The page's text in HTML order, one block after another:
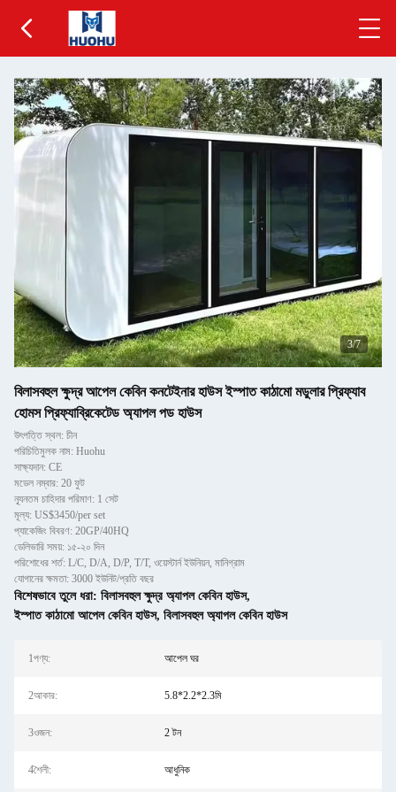
3/7
বিলাসবহুল ক্ষুদ্র আপেল কেবিন কনটেইনার হাউস ইস্পাত কাঠামো মডুলার প্রিফ্যাব
হোমস প্রিফ্যাব্রিকেটেড অ্যাপল পড হাউস
উৎপত্তি স্থল: চীন
পরিচিতিমুলক নাম: Huohu
সাক্ষ্যদান: CE
মডেল নম্বার: 20 ফুট
ন্যূনতম চাহিদার পরিমাণ: 1 সেট
মূল্য: US$3450/per set
প্যাকেজিং বিবরণ: 20GP/40HQ
ডেলিভারি সময়: ১৫-২০ দিন
পরিশোধের শর্ত: L/C, D/A, D/P, T/T, ওয়েস্টার্ন ইউনিয়ন, মানিগ্রাম
যোগানের ক্ষমতা: 3000 ইউনিট/প্রতি বছর
বিশেষভাবে তুলে ধরা: বিলাসবহুল ক্ষুদ্র অ্যাপল কেবিন হাউস,
ইস্পাত কাঠামো আপেল কেবিন হাউস, বিলাসবহুল অ্যাপল কেবিন হাউস
1পণ্য: আপেল ঘর
2আকার: 5.8*2.2*2.3মি
3ওজন: 2 টন
4শৈলী: আধুনিক